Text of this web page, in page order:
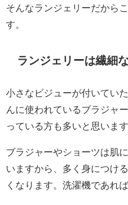
そんなランジェリーだから
す。
ランジェリーは繊細
小さなビジューが付いてい
んに使われているブラジャ
っている方も多いと思います
ブラジャーやショーツは肌
いますから、多く身につけ
くなります。洗濯機であれ